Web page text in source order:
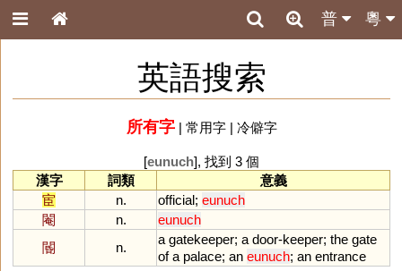
粵
普
英語搜索
所有字| 常用字| 冷僻字
[eunuch], 找到 3 個
漢字
詞類
意義
宦
n. official; eunuch
閹
n.
eunuch
閽
n.
a gatekeeper; a door-keeper; the gate
of a palace; an eunuch; an entrance